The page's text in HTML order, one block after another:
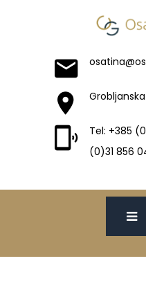
Tel: +385
(0)31 856